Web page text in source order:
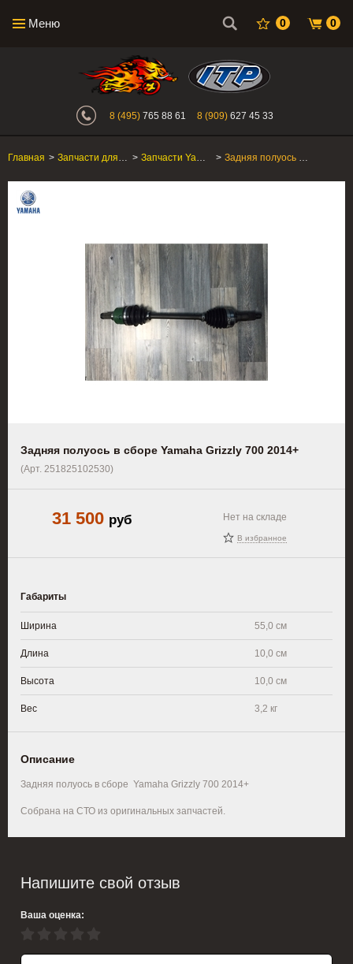
Меню 0 0
Интернет-магазин "Поросенок".
8 (495) 765 88 61 8 (909) 627 45 33
Главная > Запчасти для квадроциклов > Запчасти Yamaha > Задняя полуось в сборе Yamaha Grizzly 700 2014+
Задняя полуось в сборе Yamaha Grizzly 700 2014+
(Арт. 251825102530)
31 500 руб Нет на складе
В избранное
Габариты
Ширина 55,0 см
Длина 10,0 см
Высота 10,0 см
Вес 3,2 кг
Описание
Задняя полуось в сборе Yamaha Grizzly 700 2014+
Собрана на СТО из оригинальных запчастей.
Напишите свой отзыв
Ваша оценка: